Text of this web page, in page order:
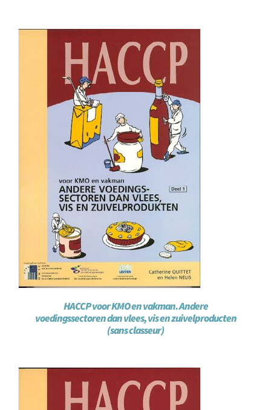
HACCP voor KMO en vakman. Andere
voedingssectoren dan vlees, vis en zuivelproducten
(sans classeur)